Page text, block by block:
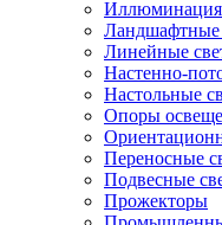
Иллюминация
Ландшафтные
Линейные
Настенно-
Настольные
Опоры
Переносные
Подвесные
Прожекторы